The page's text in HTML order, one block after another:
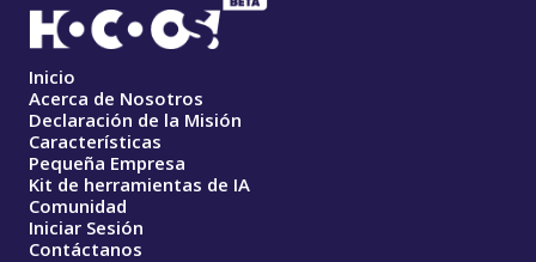
Inicio
Acerca de Nosotros
Declaración de la Misión
Características
Pequeña Empresa
Kit de herramientas de IA
Comunidad
Iniciar Sesión
Contáctanos